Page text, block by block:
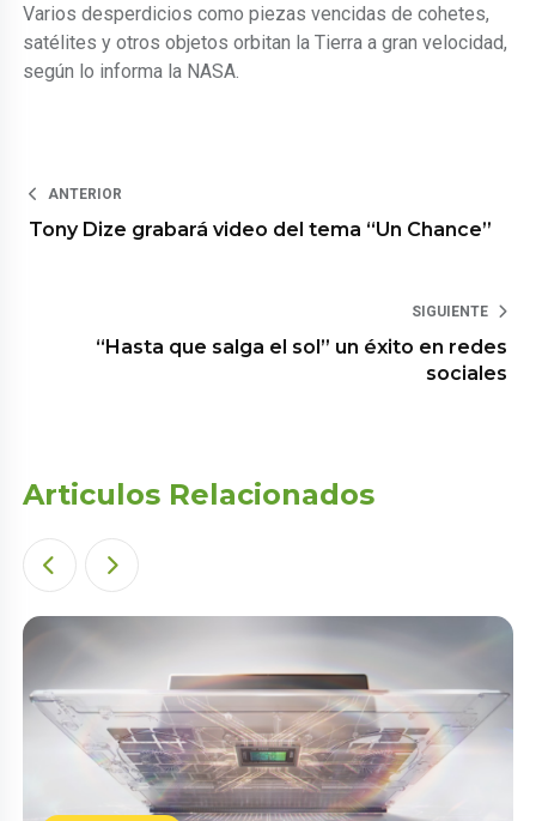
Varios desperdicios como piezas vencidas de cohetes,
satélites y otros objetos orbitan la Tierra a gran velocidad,
según lo informa la NASA.
ANTERIOR
Tony Dize grabará video del tema “Un Chance”
SIGUIENTE
“Hasta que salga el sol” un éxito en redes
sociales
Articulos Relacionados